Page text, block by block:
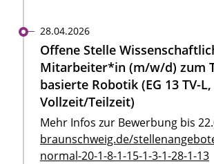
28.04.2026
Offene Stelle
Mitarbeiter*in (m/w/d) zum
basierte Robotik (EG 13 TV-L,
Vollzeit/Teilzeit)
Mehr Infos zur Bewerbung bis
braunschweig.de/
normal-20-1-8-1-15-1-3-1-28-1-13